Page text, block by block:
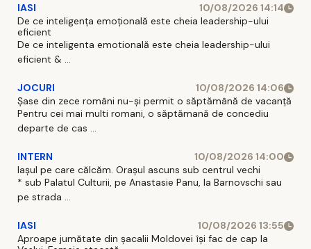
IASI
10/08/2026 14:14
De ce inteligența emoțională este cheia leadership-ului
eficient
De ce inteligenta emotională este cheia leadership-ului
eficient & ...
JOCURI
10/08/2026 14:06
Șase din zece români nu-și permit o săptămână de vacanță
Pentru cei mai multi romani, o săptămană de concediu
departe de cas ...
INTERN
10/08/2026 14:00
Iașul pe care călcăm. Orașul ascuns sub centrul vechi
* sub Palatul Culturii, pe Anastasie Panu, la Barnovschi sau
pe strada ...
IASI
10/08/2026 13:55
Aproape jumătate din șacalii Moldovei își fac de cap la